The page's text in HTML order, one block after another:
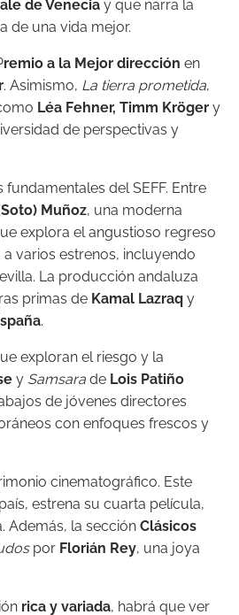
de Venecia y que narra la
de una vida mejor.
remio a la Mejor dirección en
. Asimismo, La tierra prometida,
Léa Fehner, Timm Kröger y
de perspectivas y
del SEFF. Entre
Muñoz, una moderna
explora el angustioso regreso
varios estrenos, incluyendo
La producción andaluza
primas de Kamal Lazraq y
.
exploran el riesgo y la
y Samsara de Lois Patiño
de jóvenes directores
con enfoques frescos y
cinematográfico. Este
estrena su cuarta película,
Además, la sección Clásicos
por Florián Rey, una joya
rica y variada, habrá que ver